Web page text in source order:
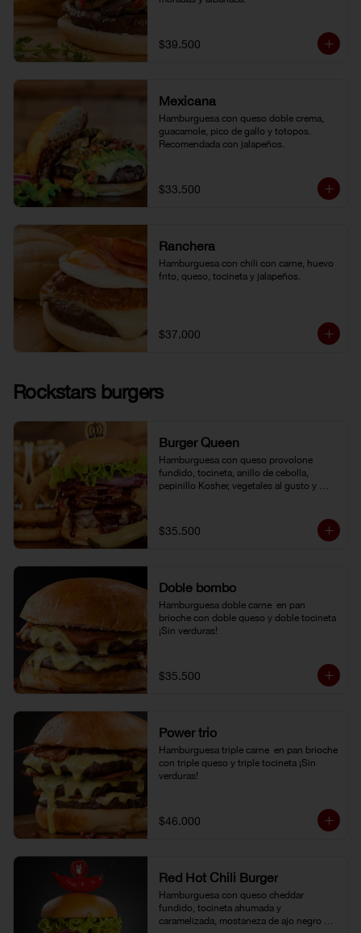
$39.500
Mexicana
Hamburguesa con queso doble crema,
guacamole, pico de gallo y totopos.
Recomendada con jalapeños.
$33.500
Ranchera
Hamburguesa con chili con carne, huevo
frito, queso, tocineta y jalapeños.
$37.000
Rockstars burgers
Burger Queen
Hamburguesa con queso provolone
fundido, tocineta, anillo de cebolla,
pepinillo Kosher, vegetales al gusto y
$35.500
Doble bombo
Hamburguesa doble carne  en pan
brioche con doble queso y doble tocineta
¡Sin verduras!
$35.500
Power trio
Hamburguesa triple carne  en pan brioche
con triple queso y triple tocineta ¡Sin
verduras!
$46.000
Red Hot Chili Burger
Hamburguesa con queso cheddar
fundido, tocineta ahumada y
caramelizada, mostaneza de ajo negro y